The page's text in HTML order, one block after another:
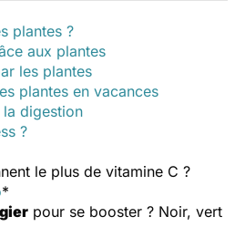
plantes ?
aux plantes
les plantes
plantes en vacances
la digestion
?
le plus de vitamine C ?
*
pour se booster ? Noir, vert